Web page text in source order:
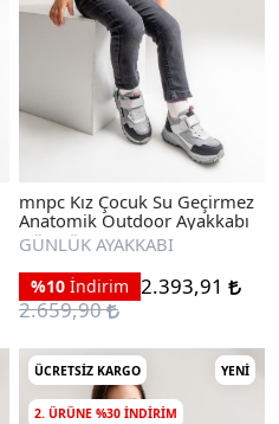
mnpc Kız Çocuk Su Geçirmez
Anatomik Outdoor Ayakkabı
GÜNLÜK AYAKKABI
%10 İndirim 2.393,91
2.659,90
ÜCRETSIZ KARGO YENI
2. ÜRÜNE %30 INDIRIM